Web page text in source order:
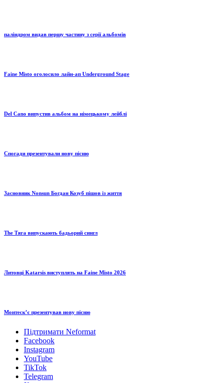
паліндром видав першу частину з серії альбомів
Faine Misto оголосило лайн-ап Underground Stage
Del Cano випустив альбом на німецькому лейблі
Спогади презентували нову пісню
Засновник Nonsun Богдан Козуб пішов із життя
The Тяга випускають бадьорий сингл
Литовці Katarsis виступлять на Faine Misto 2026
Монтескʼє презентував нову пісню
Підтримати Neformat
Facebook
Instagram
YouTube
TikTok
Telegram